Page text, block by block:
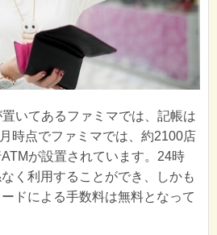
いてあるファミマでは、記帳は
時点でファミマでは、約2100店
が設置されています。24時
く利用することができ、しかも
ドによる手数料は無料となって